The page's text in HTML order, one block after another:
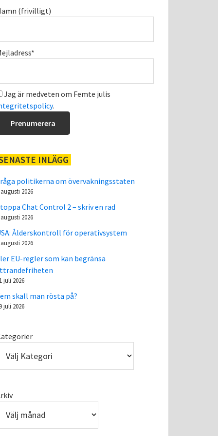
(frivilligt)
Jag är medveten om Femte julis
.
INLÄGG
politikerna om övervakningsstaten
2026
Chat Control 2 – skriv en rad
2026
Ålderskontroll för operativsystem
2026
EU-regler som kan begränsa
juli 2026
skall man rösta på?
juli 2026